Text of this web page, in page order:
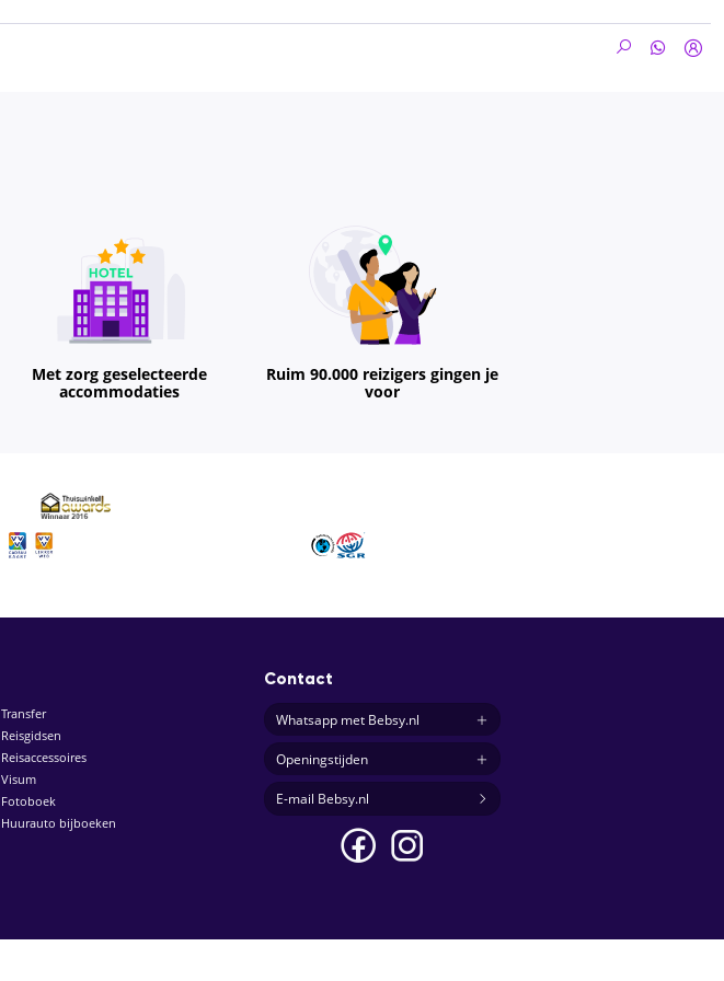
Met zorg geselecteerde
accommodaties
Ruim 90.000 reizigers gingen je
voor
Transfer
Reisgidsen
Reisaccessoires
Visum
Fotoboek
Huurauto bijboeken
Contact
Whatsapp met Bebsy.nl
Openingstijden
E-mail Bebsy.nl